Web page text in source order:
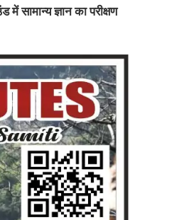
सामान्य ज्ञान का परीक्षण